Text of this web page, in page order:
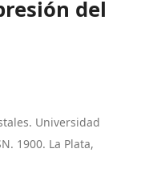
del
Universidad
1900. La Plata,